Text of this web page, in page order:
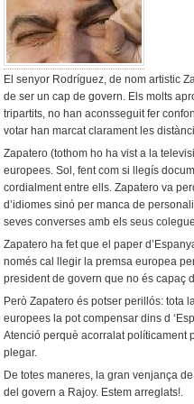
El senyor Rodríguez, de nom artistic
de ser un cap de govern. Els molts
tripartits, no han aconsseguit fer
votar han marcat clarament les
Zapatero (tothom ho ha vist a la
europees. Sol, fent com si llegís
cordialment entre ells. Zapatero va
d’idiomes sinó per manca de
seves converses amb els seus
Zapatero ha fet que el paper
només cal llegir la premsa europea
president de govern que no és capaç
Però Zapatero és potser perillós: tota
europees la pot compensar dins d
Atenció perquè acorralat políticament
plegar.
De totes maneres, la gran venjança
del govern a Rajoy. Estem arreglats!.